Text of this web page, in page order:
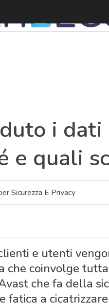
i
e quali
Sicurezza E Privacy
e utenti
che coinvolge
che fa della
fatica a cicatrizzare